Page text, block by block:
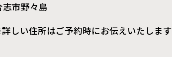
市野々島
はご予約時にお伝えいたします